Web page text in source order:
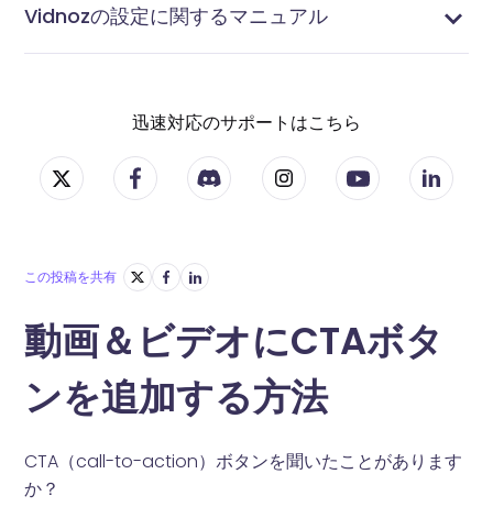
Vidnozの設定に関するマニュアル
迅速対応のサポートはこちら
この投稿を共有
動画＆ビデオにCTAボタ
ンを追加する方法
CTA（call-to-action）ボタンを聞いたことがあります
か？